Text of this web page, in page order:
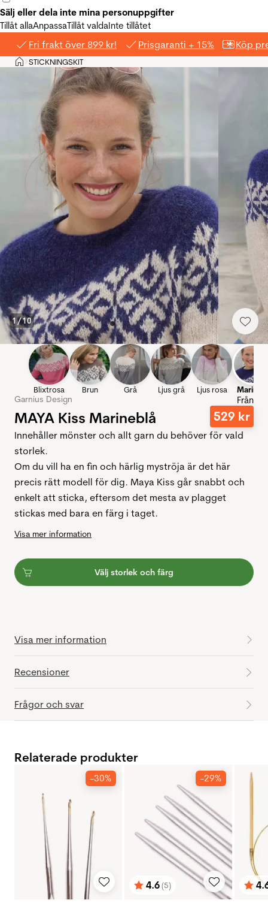
Sälj eller dela inte mina personuppgifter
Tillåt allaAnpassaTillåt valdaInte tillåtet
Fri frakt över 899 kr! Prisgaranti + 15% Köp
Hem
>STICKNINGSKIT
1/10
Blixtrosa Brun Grå Ljus grå Ljus rosa Marinblå
Garnius Design
MAYA Kiss Marineblå
Från
529 kr
Innehåller mönster och allt garn du behöver för vald
storlek.
Om du vill ha en fin och härlig myströja är det här
precis rätt modell för dig. Maya Kiss går snabbt och
enkelt att sticka, eftersom det mesta av plagget
stickas med bara en färg i taget.
Visa mer information
Välj storlek och färg
Visa mer information
Recensioner
Frågor och svar
Relaterade produkter
-30% -29%
Betyg:
4.6(5)
utav 5 stjärnor utav